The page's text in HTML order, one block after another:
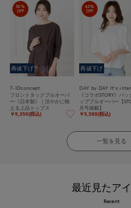
50%
OFF
再値下げ
7-IDconcept.
フロントタックプルオーバ
ー《日本製》｜涼やかに映
える上品トップス
￥9,350(税込)
60%
OFF
再値下げ
《コラボSTORY》バッ
ッププルオーバー【
月号掲載】
￥5,588(税込)
一覧を見る
最近見たア
Recent